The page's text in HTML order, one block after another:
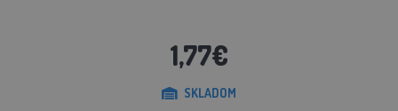
1,77€
SKLADOM